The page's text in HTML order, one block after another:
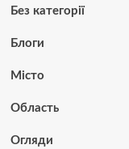
Без категорії
Блоги
Місто
Область
Огляди